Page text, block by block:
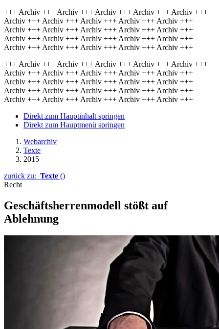
+++ Archiv +++ Archiv +++ Archiv +++ Archiv +++ Archiv +++
Archiv +++ Archiv +++ Archiv +++ Archiv +++ Archiv +++
Archiv +++ Archiv +++ Archiv +++ Archiv +++ Archiv +++
Archiv +++ Archiv +++ Archiv +++ Archiv +++ Archiv +++
Archiv +++ Archiv +++ Archiv +++ Archiv +++ Archiv +++
+++ Archiv +++ Archiv +++ Archiv +++ Archiv +++ Archiv +++
Archiv +++ Archiv +++ Archiv +++ Archiv +++ Archiv +++
Archiv +++ Archiv +++ Archiv +++ Archiv +++ Archiv +++
Archiv +++ Archiv +++ Archiv +++ Archiv +++ Archiv +++
Archiv +++ Archiv +++ Archiv +++ Archiv +++ Archiv +++
Direkt zum Hauptinhalt springen
Direkt zum Hauptmenü springen
Webarchiv
Texte
2015
zurück zu: Texte ()
Recht
Geschäftsherrenmodell stößt auf
Ablehnung